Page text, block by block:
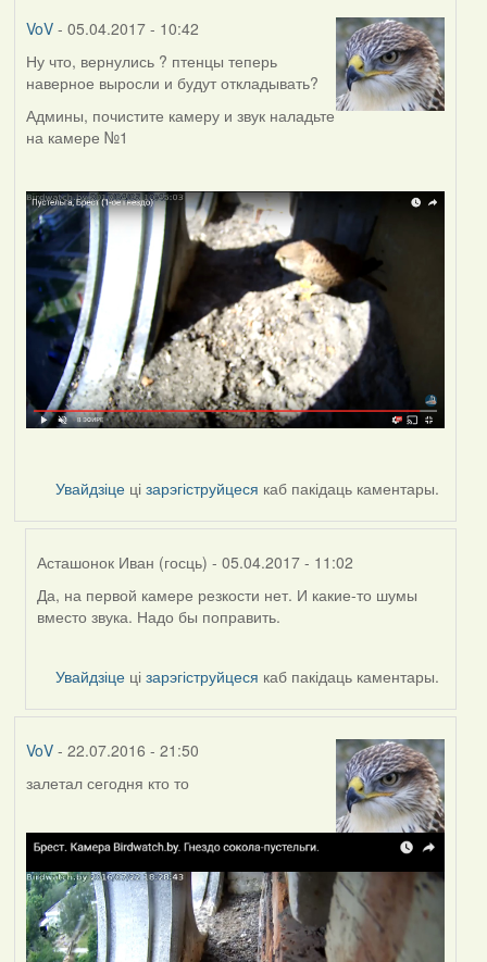
VoV- 05.04.2017 - 10:42
Ну что, вернулись ? птенцы теперь
наверное выросли и будут откладывать?
Админы, почистите камеру и звук наладьте
на камере №1
Увайдзіце цізарэгіструйцеся каб пакідаць каментары.
Асташонок Иван (госць) - 05.04.2017 - 11:02
In
reply
Да, на первой камере резкости нет. И какие-то шумы
вместо звука. Надо бы поправить.
Увайдзіце цізарэгіструйцеся каб пакідаць каментары.
VoV- 22.07.2016 - 21:50
залетал сегодня кто то